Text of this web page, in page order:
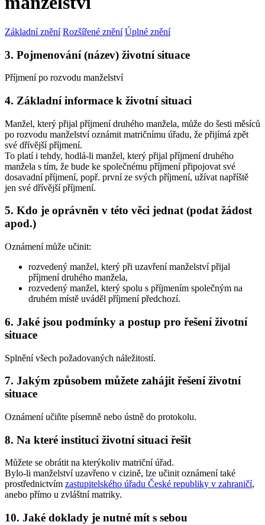
Základní znění Rozšířené znění Úplné znění
3. Pojmenování (název) životní situace
Příjmení po rozvodu manželství
4. Základní informace k životní situaci
Manžel, který přijal příjmení druhého manžela, může do šesti měsíců
po rozvodu manželství oznámit matričnímu úřadu, že přijímá zpět
své dřívější příjmení.
To platí i tehdy, hodlá-li manžel, který přijal příjmení druhého
manžela s tím, že bude ke společnému příjmení připojovat své
dosavadní příjmení, popř. první ze svých příjmení, užívat napříště
jen své dřívější příjmení.
5. Kdo je oprávněn v této věci jednat (podat žádost
apod.)
Oznámení může učinit:
rozvedený manžel, který při uzavření manželství přijal
příjmení druhého manžela,
rozvedený manžel, který spolu s příjmením společným na
druhém místě uváděl příjmení předchozí.
6. Jaké jsou podmínky a postup pro řešení životní
situace
Splnění všech požadovaných náležitostí.
7. Jakým způsobem můžete zahájit řešení životní
situace
Oznámení učiňte písemně nebo ústně do protokolu.
8. Na které instituci životní situaci řešit
Můžete se obrátit na kterýkoliv matriční úřad.
Bylo-li manželství uzavřeno v cizině, lze učinit oznámení také
prostřednictvím zastupitelského úřadu České republiky v zahraničí,
anebo přímo u zvláštní matriky.
10. Jaké doklady je nutné mít s sebou